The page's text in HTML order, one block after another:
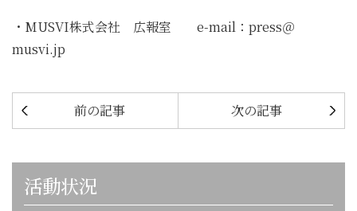
・MUSVI株式会社 広報室 e-mail：press＠
musvi.jp
前の記事 次の記事
活動状況